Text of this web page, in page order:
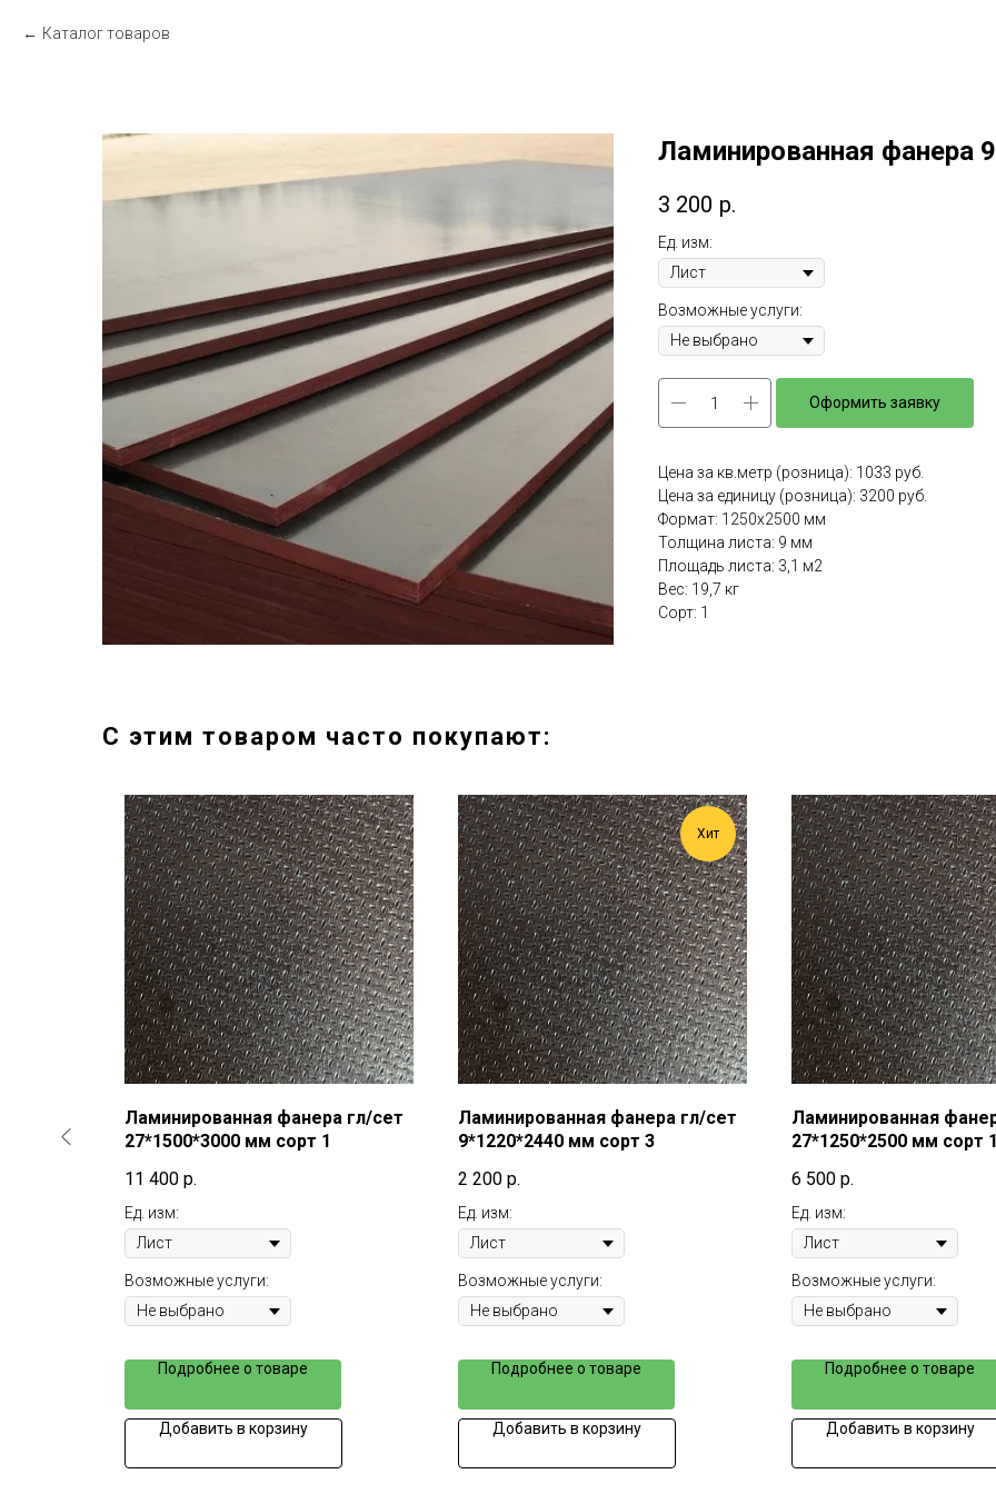
Каталог товаров
Ламинированная фанера
3 200 р.
Ед. изм:
Возможные услуги:
Оформить заявку
Цена за кв.метр (розница): 1033 руб.
Цена за единицу (розница): 3200 руб.
Формат: 1250x2500 мм
Толщина листа: 9 мм
Площадь листа: 3,1 м2
Вес: 19,7 кг
Сорт: 1
С этим товаром часто покупают:
Ламинированная фанера гл/сет
27*1500*3000 мм сорт 1
11 400 р.
Ед. изм:
Возможные услуги:
Подробнее о товаре
Добавить в корзину
Хит
Ламинированная фанера гл/сет
9*1220*2440 мм сорт 3
2 200 р.
Ед. изм:
Возможные услуги:
Подробнее о товаре
Добавить в корзину
Ламинированная
27*1250*2500 мм сорт
6 500 р.
Ед. изм:
Возможные услуги:
Подробнее о товаре
Добавить в корзину